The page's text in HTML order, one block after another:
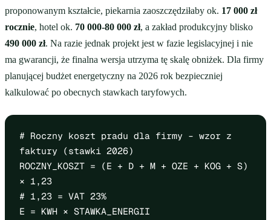
proponowanym kształcie, piekarnia zaoszczędziłaby ok. 17 000 zł
rocznie, hotel ok. 70 000-80 000 zł, a zakład produkcyjny blisko
490 000 zł. Na razie jednak projekt jest w fazie legislacyjnej i nie
ma gwarancji, że finalna wersja utrzyma tę skalę obniżek. Dla firmy
planującej budżet energetyczny na 2026 rok bezpieczniej
kalkulować po obecnych stawkach taryfowych.
# Roczny koszt pradu dla firmy – wzor z
faktury (stawki 2026)
ROCZNY_KOSZT = (E + D + M + OZE + KOG + S)
× 1,23
# 1,23 = VAT 23%
E = KWH × STAWKA_ENERGII